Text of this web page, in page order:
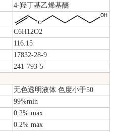
4-羟丁基乙烯基醚
C6H12O2
116.15
17832-28-9
241-793-5
无色透明液体 色度小于50
99%min
0.2% max
0.2% max